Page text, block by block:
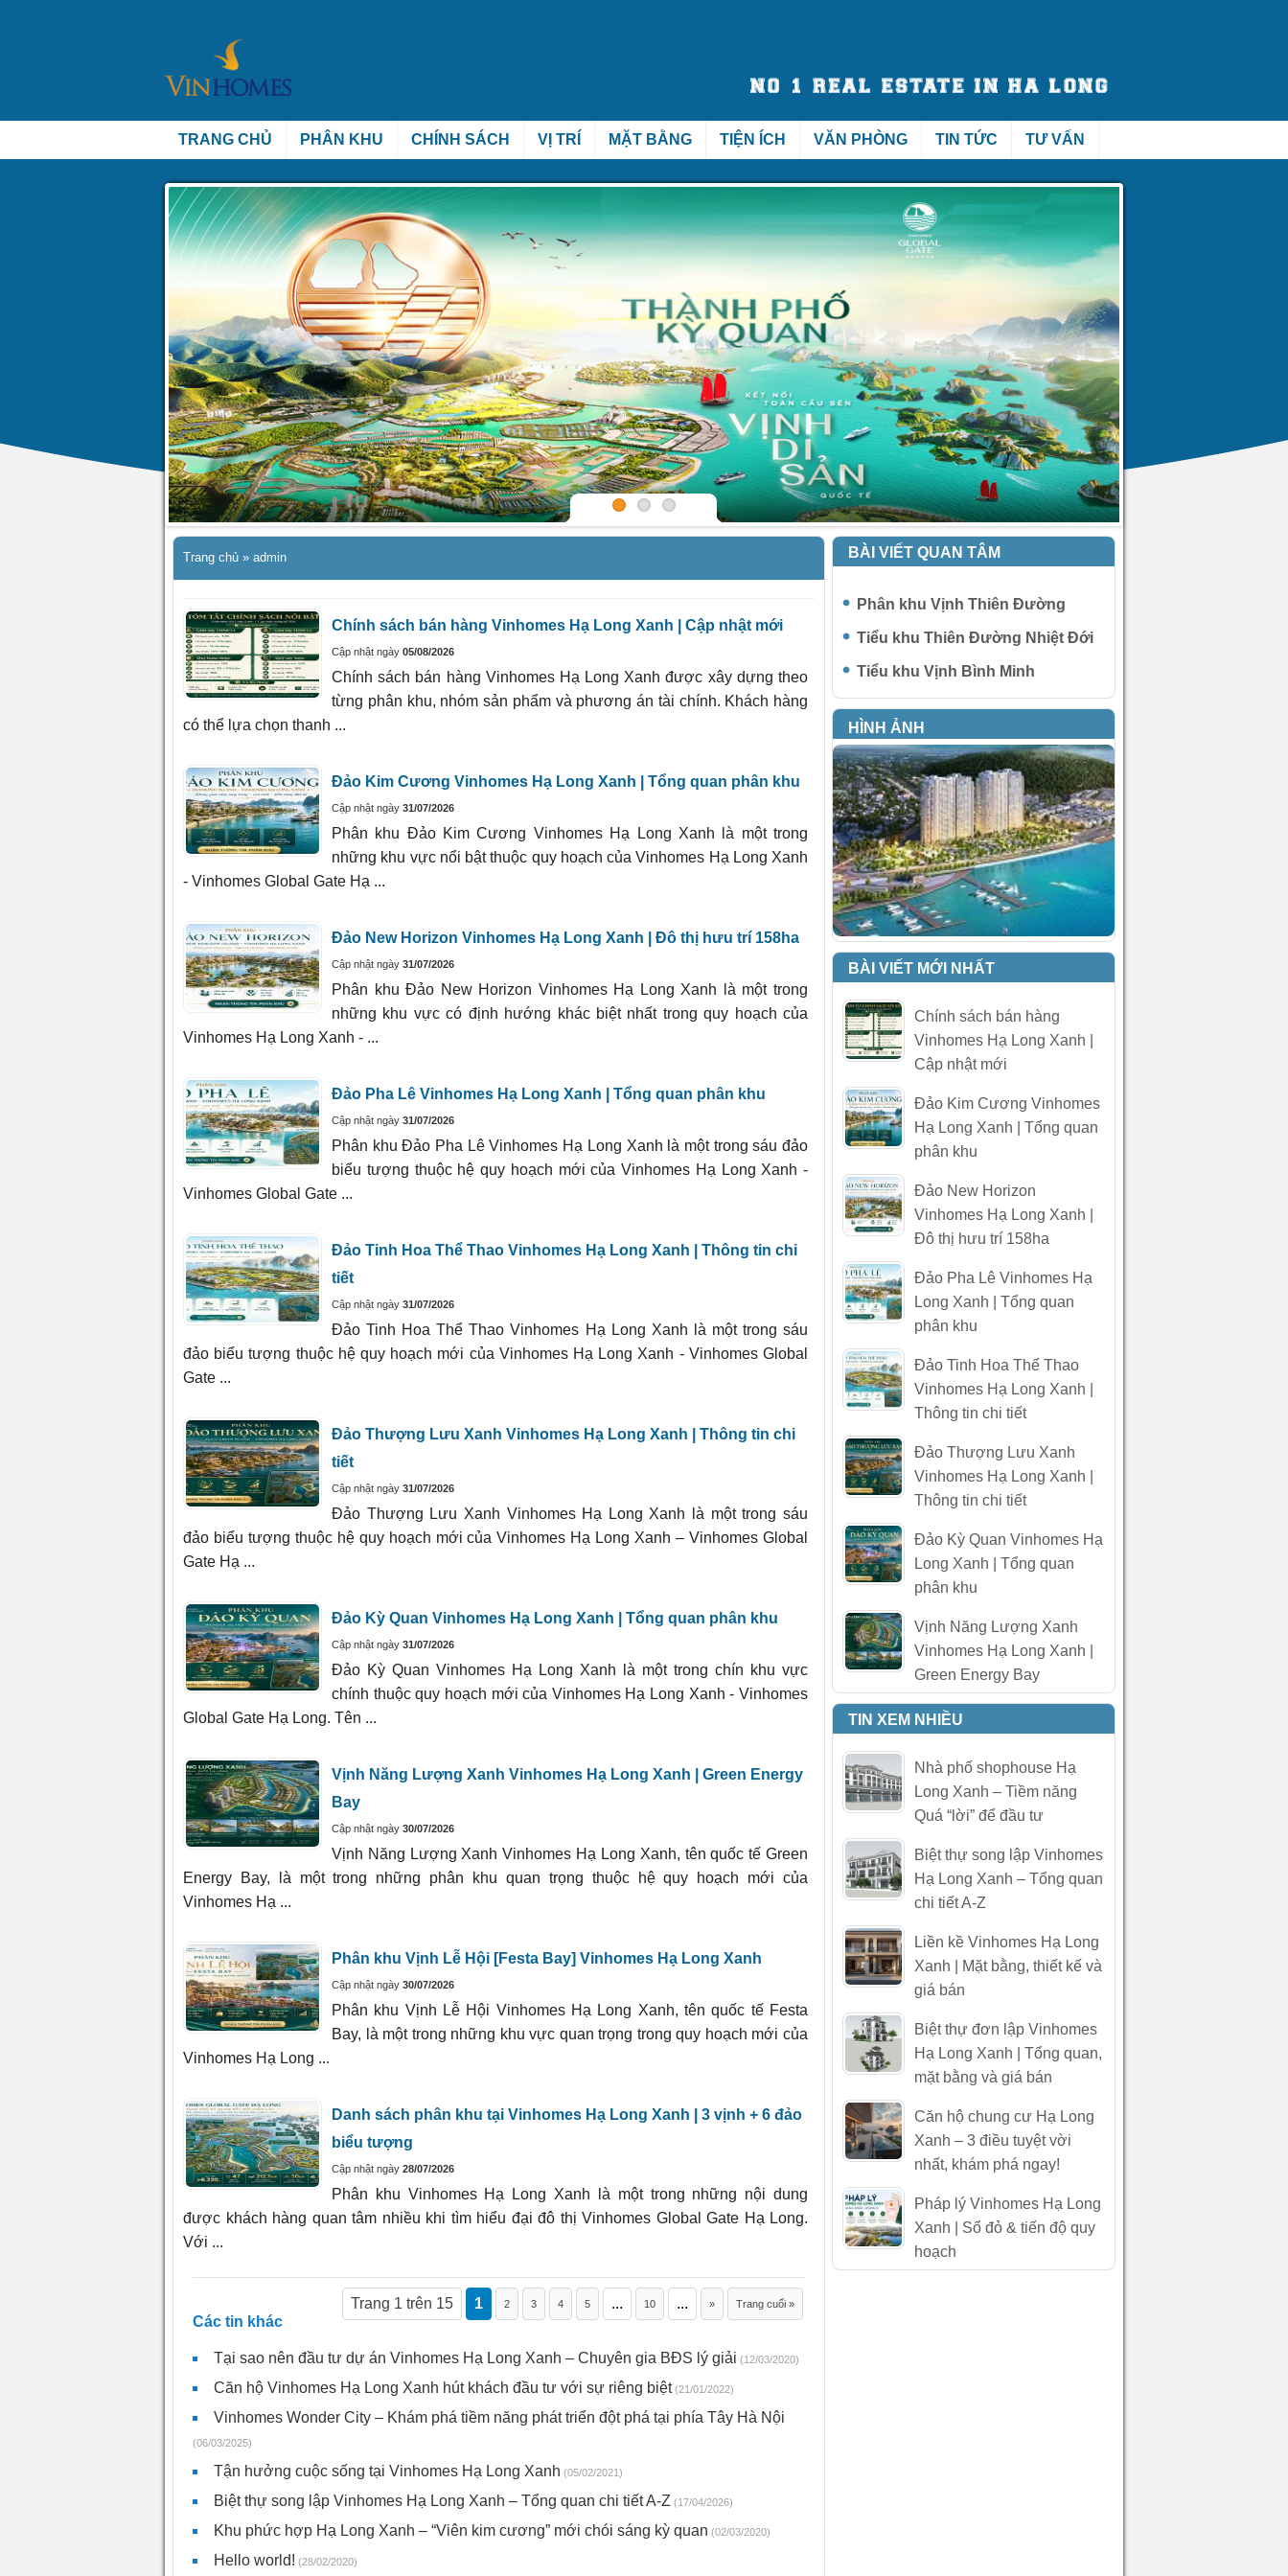
TRANG CHỦ PHÂN KHU CHÍNH SÁCH VỊ TRÍ MẶT BẰNG TIỆN ÍCH VĂN PHÒNG TIN TỨC TƯ VẤN
Trang chủ » admin
Chính sách bán hàng Vinhomes Hạ Long Xanh | Cập nhật mới
Cập nhật ngày 05/08/2026
Chính sách bán hàng Vinhomes Hạ Long Xanh được xây dựng theo
từng phân khu, nhóm sản phẩm và phương án tài chính. Khách hàng
có thể lựa chọn thanh ...
Đảo Kim Cương Vinhomes Hạ Long Xanh | Tổng quan phân khu
Cập nhật ngày 31/07/2026
Phân khu Đảo Kim Cương Vinhomes Hạ Long Xanh là một trong
những khu vực nổi bật thuộc quy hoạch của Vinhomes Hạ Long Xanh
- Vinhomes Global Gate Hạ ...
Đảo New Horizon Vinhomes Hạ Long Xanh | Đô thị hưu trí 158ha
Cập nhật ngày 31/07/2026
Phân khu Đảo New Horizon Vinhomes Hạ Long Xanh là một trong
những khu vực có định hướng khác biệt nhất trong quy hoạch của
Vinhomes Hạ Long Xanh - ...
Đảo Pha Lê Vinhomes Hạ Long Xanh | Tổng quan phân khu
Cập nhật ngày 31/07/2026
Phân khu Đảo Pha Lê Vinhomes Hạ Long Xanh là một trong sáu đảo
biểu tượng thuộc hệ quy hoạch mới của Vinhomes Hạ Long Xanh -
Vinhomes Global Gate ...
Đảo Tinh Hoa Thể Thao Vinhomes Hạ Long Xanh | Thông tin chi
tiết
Cập nhật ngày 31/07/2026
Đảo Tinh Hoa Thể Thao Vinhomes Hạ Long Xanh là một trong sáu
đảo biểu tượng thuộc hệ quy hoạch mới của Vinhomes Hạ Long Xanh - Vinhomes Global
Gate ...
Đảo Thượng Lưu Xanh Vinhomes Hạ Long Xanh | Thông tin chi
tiết
Cập nhật ngày 31/07/2026
Đảo Thượng Lưu Xanh Vinhomes Hạ Long Xanh là một trong sáu
đảo biểu tượng thuộc hệ quy hoạch mới của Vinhomes Hạ Long Xanh – Vinhomes Global
Gate Hạ ...
Đảo Kỳ Quan Vinhomes Hạ Long Xanh | Tổng quan phân khu
Cập nhật ngày 31/07/2026
Đảo Kỳ Quan Vinhomes Hạ Long Xanh là một trong chín khu vực
chính thuộc quy hoạch mới của Vinhomes Hạ Long Xanh - Vinhomes
Global Gate Hạ Long. Tên ...
Vịnh Năng Lượng Xanh Vinhomes Hạ Long Xanh | Green Energy
Bay
Cập nhật ngày 30/07/2026
Vịnh Năng Lượng Xanh Vinhomes Hạ Long Xanh, tên quốc tế Green
Energy Bay, là một trong những phân khu quan trọng thuộc hệ quy hoạch mới của
Vinhomes Hạ ...
Phân khu Vịnh Lễ Hội [Festa Bay] Vinhomes Hạ Long Xanh
Cập nhật ngày 30/07/2026
Phân khu Vịnh Lễ Hội Vinhomes Hạ Long Xanh, tên quốc tế Festa
Bay, là một trong những khu vực quan trọng trong quy hoạch mới của
Vinhomes Hạ Long ...
Danh sách phân khu tại Vinhomes Hạ Long Xanh | 3 vịnh + 6 đảo
biểu tượng
Cập nhật ngày 28/07/2026
Phân khu Vinhomes Hạ Long Xanh là một trong những nội dung
được khách hàng quan tâm nhiều khi tìm hiểu đại đô thị Vinhomes Global Gate Hạ Long.
Với ...
Trang 1 trên 15 1 2 3 4 5 ... 10 ... » Trang cuối »
Các tin khác
Tại sao nên đầu tư dự án Vinhomes Hạ Long Xanh – Chuyên gia BĐS lý giải (12/03/2020)
Căn hộ Vinhomes Hạ Long Xanh hút khách đầu tư với sự riêng biệt(21/01/2022)
Vinhomes Wonder City – Khám phá tiềm năng phát triển đột phá tại phía Tây Hà Nội
(06/03/2025)
Tận hưởng cuộc sống tại Vinhomes Hạ Long Xanh (05/02/2021)
Biệt thự song lập Vinhomes Hạ Long Xanh – Tổng quan chi tiết A-Z (17/04/2026)
Khu phức hợp Hạ Long Xanh – “Viên kim cương” mới chói sáng kỳ quan (02/03/2020)
Hello world! (28/02/2020)
BÀI VIẾT QUAN TÂM
Phân khu Vịnh Thiên Đường
Tiểu khu Thiên Đường Nhiệt Đới
Tiểu khu Vịnh Bình Minh
HÌNH ẢNH
BÀI VIẾT MỚI NHẤT
Chính sách bán hàng
Vinhomes Hạ Long Xanh |
Cập nhật mới
Đảo Kim Cương Vinhomes
Hạ Long Xanh | Tổng quan
phân khu
Đảo New Horizon
Vinhomes Hạ Long Xanh |
Đô thị hưu trí 158ha
Đảo Pha Lê Vinhomes Hạ
Long Xanh | Tổng quan
phân khu
Đảo Tinh Hoa Thể Thao
Vinhomes Hạ Long Xanh |
Thông tin chi tiết
Đảo Thượng Lưu Xanh
Vinhomes Hạ Long Xanh |
Thông tin chi tiết
Đảo Kỳ Quan Vinhomes Hạ
Long Xanh | Tổng quan
phân khu
Vịnh Năng Lượng Xanh
Vinhomes Hạ Long Xanh |
Green Energy Bay
TIN XEM NHIỀU
Nhà phố shophouse Hạ
Long Xanh – Tiềm năng
Quá “lời” để đầu tư
Biệt thự song lập Vinhomes
Hạ Long Xanh – Tổng quan
chi tiết A-Z
Liền kề Vinhomes Hạ Long
Xanh | Mặt bằng, thiết kế và
giá bán
Biệt thự đơn lập Vinhomes
Hạ Long Xanh | Tổng quan,
mặt bằng và giá bán
Căn hộ chung cư Hạ Long
Xanh – 3 điều tuyệt vời
nhất, khám phá ngay!
Pháp lý Vinhomes Hạ Long
Xanh | Sổ đỏ & tiến độ quy
hoạch